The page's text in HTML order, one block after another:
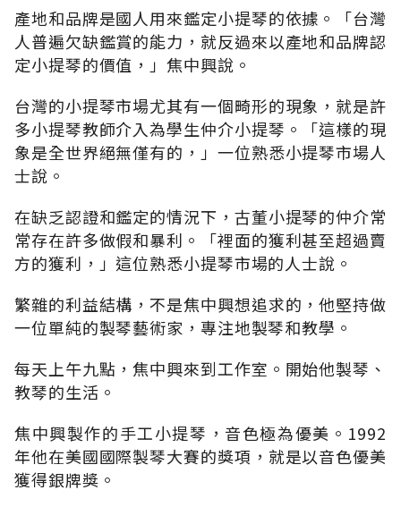
產地和品牌是國人用來鑑定小提琴的依據。「台灣
人普遍欠缺鑑賞的能力，就反過來以產地和品牌認
定小提琴的價值，」焦中興說。
台灣的小提琴市場尤其有一個畸形的現象，就是許
多小提琴教師介入為學生仲介小提琴。「這樣的現
象是全世界絕無僅有的，」一位熟悉小提琴市場人
士說。
在缺乏認證和鑑定的情況下，古董小提琴的仲介常
常存在許多做假和暴利。「裡面的獲利甚至超過賣
方的獲利，」這位熟悉小提琴市場的人士說。
繁雜的利益結構，不是焦中興想追求的，他堅持做
一位單純的製琴藝術家，專注地製琴和教學。
每天上午九點，焦中興來到工作室。開始他製琴、
教琴的生活。
焦中興製作的手工小提琴，音色極為優美。1992
年他在美國國際製琴大賽的獎項，就是以音色優美
獲得銀牌獎。